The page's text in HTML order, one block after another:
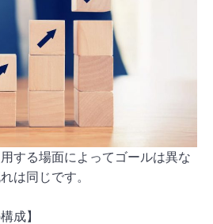
する場面によってゴールは異な
は同じです。
成】